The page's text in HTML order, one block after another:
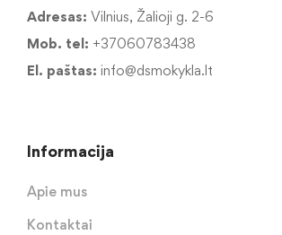
Adresas: Vilnius, Žalioji g. 2-6
Mob. tel: +37060783438
El. paštas: info@dsmokykla.lt
Informacija
Apie mus
Kontaktai